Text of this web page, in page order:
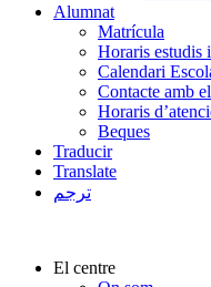
Alumnat
Matrícula
Horaris estudis
Calendari
Contacte amb
Horaris
Beques
Traducir
Translate
ترجم
El centre